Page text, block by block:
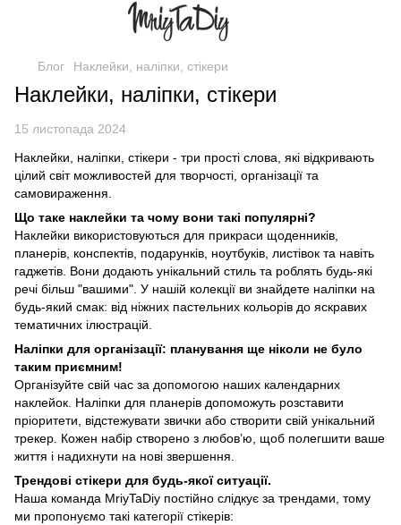
Блог Наклейки, наліпки, стікери
Наклейки, наліпки, стікери
15 листопада 2024
Наклейки, наліпки, стікери - три прості слова, які відкривають
цілий світ можливостей для творчості, організації та
самовираження.
Що таке наклейки та чому вони такі популярні?
Наклейки використовуються для прикраси щоденників,
планерів, конспектів, подарунків, ноутбуків, листівок та навіть
гаджетів. Вони додають унікальний стиль та роблять будь-які
речі більш "вашими". У нашій колекції ви знайдете наліпки на
будь-який смак: від ніжних пастельних кольорів до яскравих
тематичних ілюстрацій.
Наліпки для організації: планування ще ніколи не було
таким приємним!
Організуйте свій час за допомогою наших календарних
наклейок. Наліпки для планерів допоможуть розставити
пріоритети, відстежувати звички або створити свій унікальний
трекер. Кожен набір створено з любов’ю, щоб полегшити ваше
життя і надихнути на нові звершення.
Трендові стікери для будь-якої ситуації.
Наша команда MriyTaDiy постійно слідкує за трендами, тому
ми пропонуємо такі категорії стікерів: